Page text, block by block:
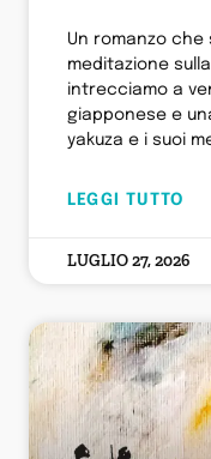
Un romanzo
meditazione
intrecciamo a
giapponese e
yakuza e i suoi
LEGGI TUTTO
LUGLIO 27, 2026